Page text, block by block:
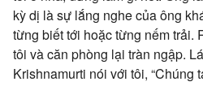
kỳ dị là sự lắng nghe của ông
từng biết tới hoặc từng nếm trải.
tôi và căn phòng lại tràn ngập.
Krishnamurti nói với tôi, “Chúng